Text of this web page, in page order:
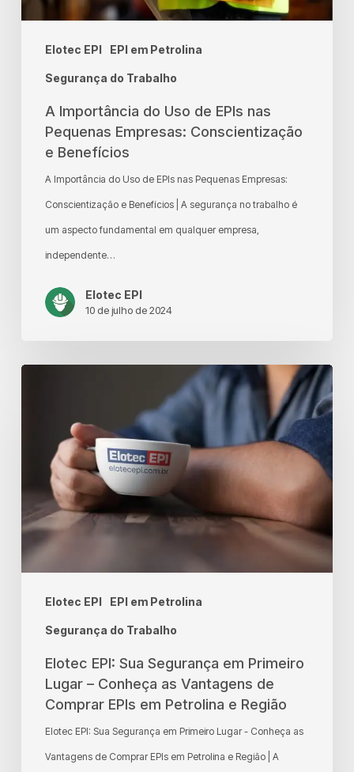
Elotec EPI EPI em Petrolina
Segurança do Trabalho
Conscientização
Benefícios
A Importância do Uso de EPIs nas
Pequenas Empresas: Conscientização
e Benefícios
A Importância do Uso de EPIs nas Pequenas Empresas:
Conscientização e Benefícios | A segurança no trabalho é
um aspecto fundamental em qualquer empresa,
independente…
Elotec EPI
10 de julho de 2024
Elotec EPI EPI em Petrolina
Segurança do Trabalho
Segurança
Primeiro
Lugar
–
Conheça
Vantagens
Comprar
EPIs
Petrolina
Elotec EPI: Sua Segurança em Primeiro
Lugar – Conheça as Vantagens de
Comprar EPIs em Petrolina e Região
Elotec EPI: Sua Segurança em Primeiro Lugar - Conheça as
Vantagens de Comprar EPIs em Petrolina e Região | A